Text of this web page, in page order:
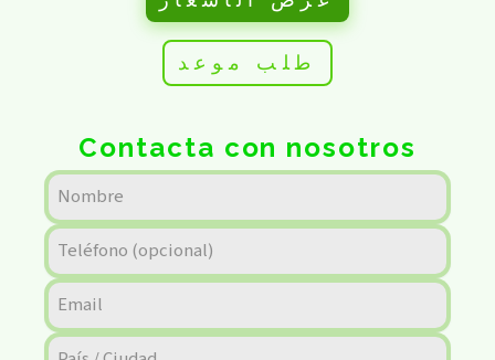
طلب موعد
Contacta con nosotros